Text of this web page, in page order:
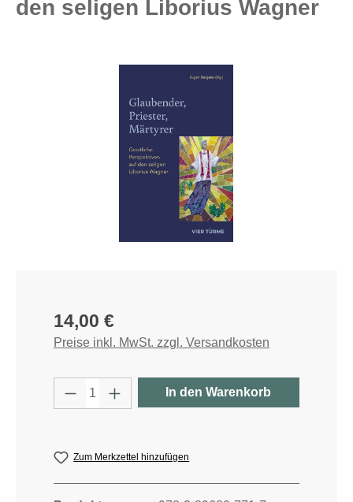
den seligen Liborius Wagner
Regulärer Preis:
14,00 €
Preise inkl. MwSt. zzgl. Versandkosten
Produkt Anzahl: Gib den
In den Warenkorb
Zum Merkzettel hinzufügen